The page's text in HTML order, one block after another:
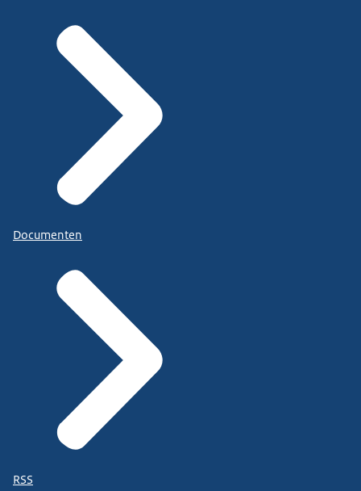
Documenten
RSS